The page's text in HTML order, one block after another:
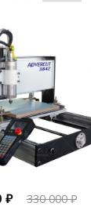
₽
330 000 ₽